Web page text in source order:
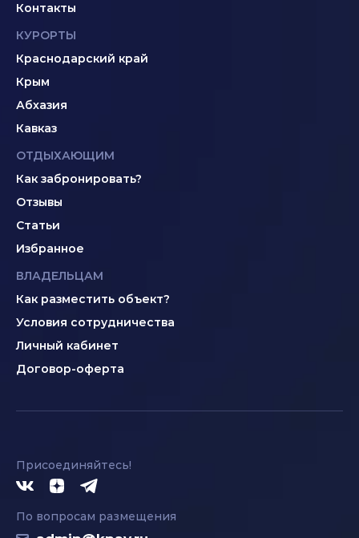
Контакты
КУРОРТЫ
Краснодарский край
Крым
Абхазия
Кавказ
ОТДЫХАЮЩИМ
Как забронировать?
Отзывы
Статьи
Избранное
ВЛАДЕЛЬЦАМ
Как разместить объект?
Условия сотрудничества
Личный кабинет
Договор-оферта
Присоединяйтесь!
По вопросам размещения